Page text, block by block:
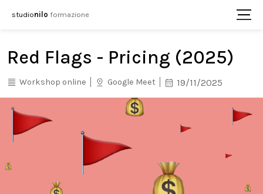
studionilo formazione
Red Flags - Pricing (2025)
Workshop online Google Meet 19/11/2025